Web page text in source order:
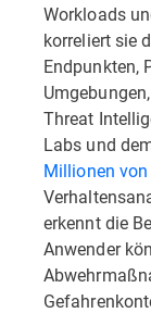
Workloads
korreliert sie
Endpunkten,
Threat
Labs und
Millionen
erkennt die
Anwender